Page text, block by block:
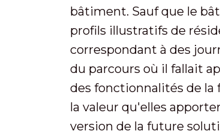
bâtiment. Sauf que le
profils illustratifs de
correspondant à des
du parcours où il fallait
des fonctionnalités de
la valeur qu'elles
version de la future